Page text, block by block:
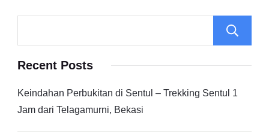
Recent Posts
Keindahan Perbukitan di Sentul – Trekking Sentul 1
Jam dari Telagamurni, Bekasi